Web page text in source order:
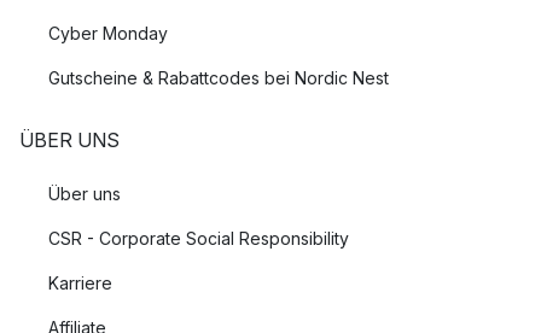
Cyber Monday
Gutscheine & Rabattcodes bei Nordic Nest
ÜBER UNS
Über uns
CSR - Corporate Social Responsibility
Karriere
Affiliate